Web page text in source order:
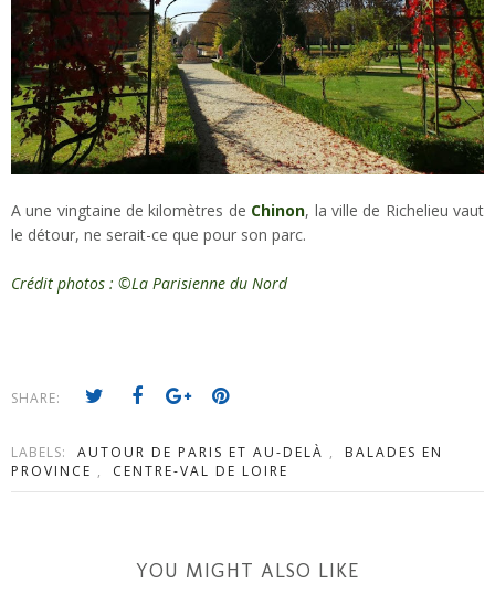
A une vingtaine de kilomètres de Chinon, la ville de Richelieu vaut
le détour, ne serait-ce que pour son parc.
Crédit photos : ©La Parisienne du Nord
SHARE:
LABELS: AUTOUR DE PARIS ET AU-DELÀ ,
BALADES EN
PROVINCE , CENTRE-VAL DE LOIRE
YOU MIGHT ALSO LIKE